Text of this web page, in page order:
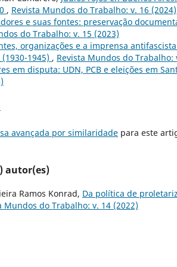
, Revista Mundos do Trabalho: v. 16 (2024)
e suas fontes: preservação
do Trabalho: v. 15 (2023)
organizações e a imprensa
1945) , Revista Mundos do Trabalho:
em disputa: UDN, PCB e eleições em
avançada por similaridade para este
autor(es)
Ramos Konrad, Da política de
Mundos do Trabalho: v. 14 (2022)